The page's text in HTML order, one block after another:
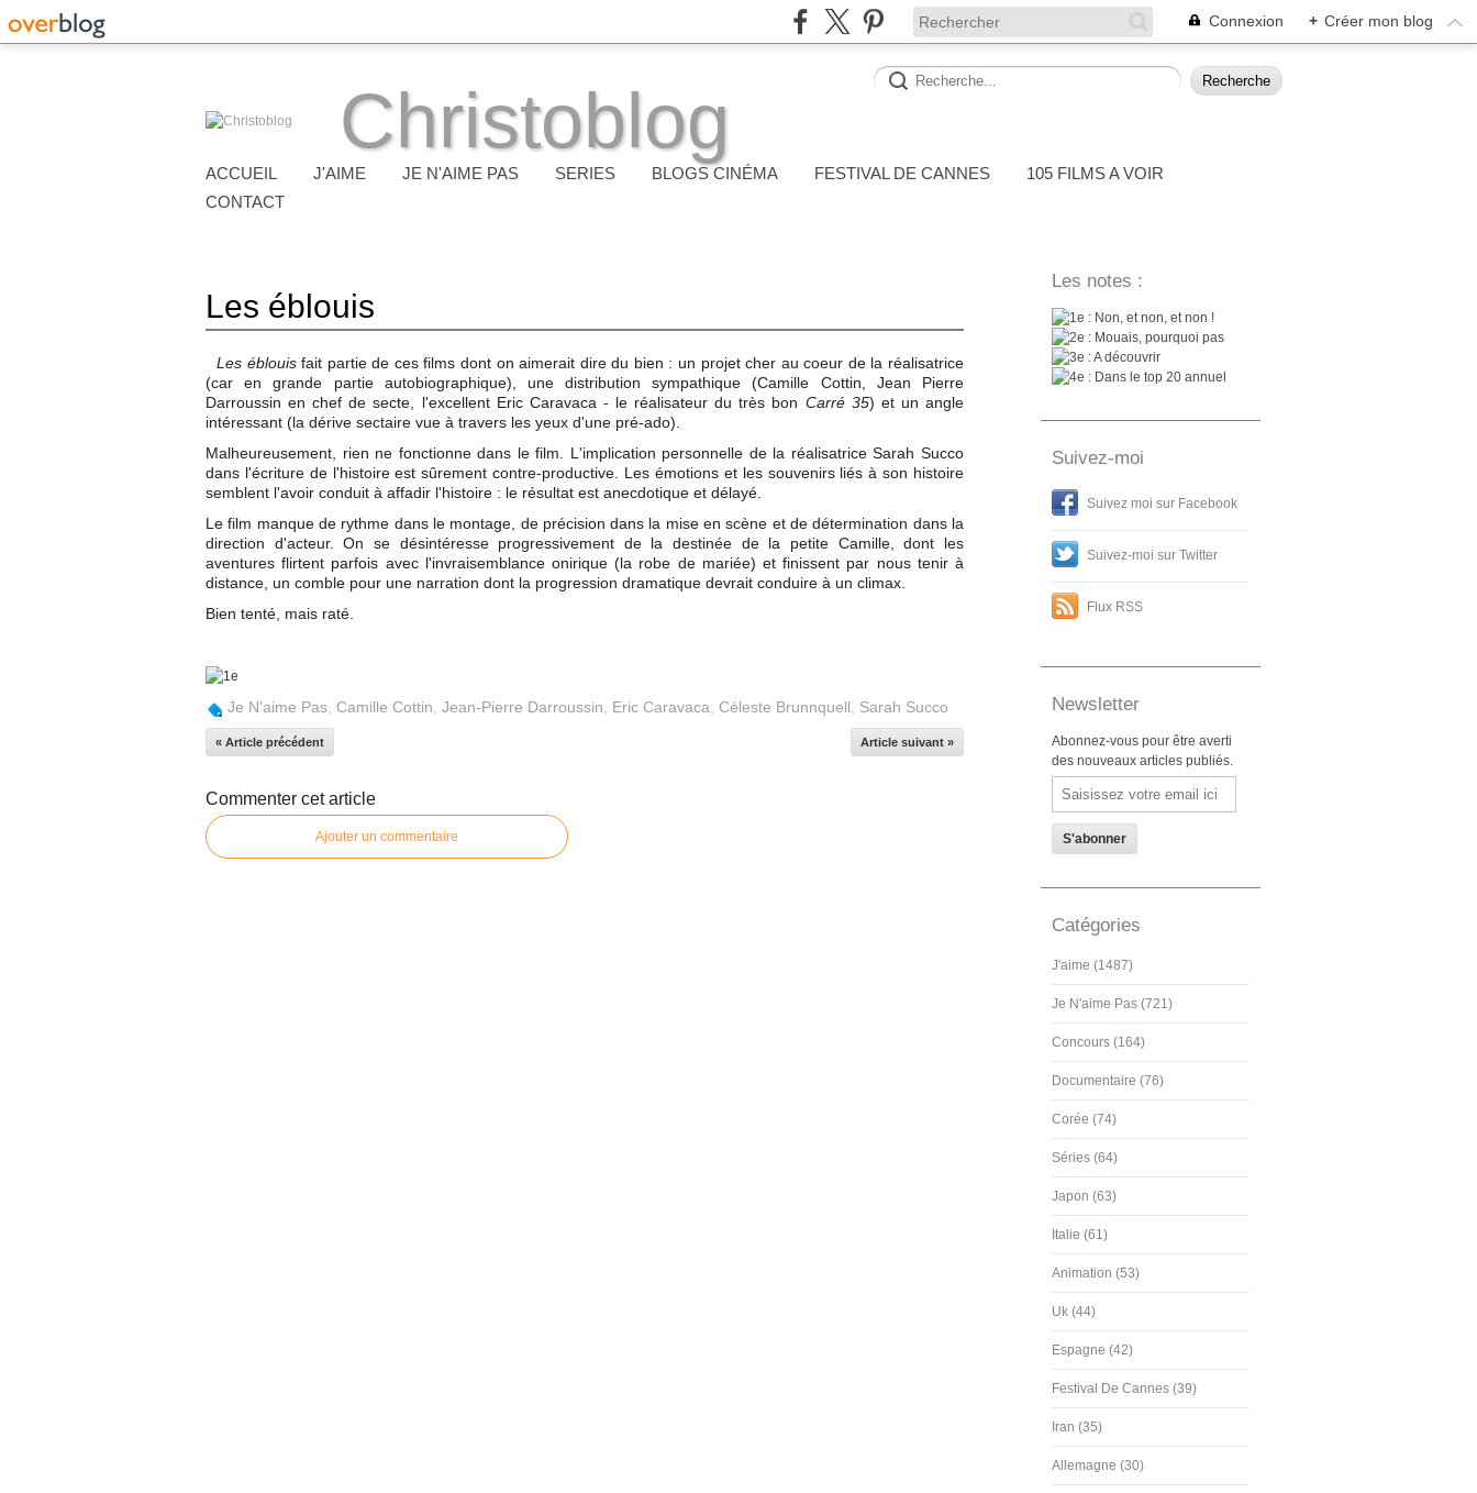
Connexion + Créer mon blog
Christoblog
ACCUEIL J'AIME JE N'AIME PAS SERIES BLOGS CINÉMA FESTIVAL DE CANNES
105 FILMS A VOIR
CONTACT
Les éblouis
Les éblouisfait partie de ces films dont on aimerait dire du bien : un projet cher au coeur de la réalisatrice
(car en grande partie autobiographique), une distribution sympathique (Camille Cottin, Jean Pierre
Darroussin en chef de secte, l'excellent Eric Caravaca - le réalisateur du très bon Carré 35) et un angle
intéressant (la dérive sectaire vue à travers les yeux d'une pré-ado).
Malheureusement, rien ne fonctionne dans le film. L'implication personnelle de la réalisatrice Sarah Succo
dans l'écriture de l'histoire est sûrement contre-productive. Les émotions et les souvenirs liés à son histoire
semblent l'avoir conduit à affadir l'histoire : le résultat est anecdotique et délayé.
Le film manque de rythme dans le montage, de précision dans la mise en scène et de détermination dans la
direction d'acteur. On se désintéresse progressivement de la destinée de la petite Camille, dont les
aventures flirtent parfois avec l'invraisemblance onirique (la robe de mariée) et finissent par nous tenir à
distance, un comble pour une narration dont la progression dramatique devrait conduire à un climax.
Bien tenté, mais raté.
Je N'aime Pas Camille Cottin Jean-Pierre Darroussin Eric Caravaca Céleste Brunnquell Sarah Succo
« Article précédent Article suivant »
Commenter cet article
Ajouter un commentaire
Les notes :
: Non, et non, et non !
: Mouais, pourquoi pas
: A découvrir
: Dans le top 20 annuel
Suivez-moi
Suivez moi sur Facebook
Suivez-moi sur Twitter
Flux RSS
Newsletter
Abonnez-vous pour être averti
des nouveaux articles publiés.
Email
Catégories
J'aime (1487)
Je N'aime Pas (721)
Concours (164)
Documentaire (76)
Corée (74)
Séries (64)
Japon (63)
Italie (61)
Animation (53)
Uk (44)
Espagne (42)
Festival De Cannes (39)
Iran (35)
Allemagne (30)